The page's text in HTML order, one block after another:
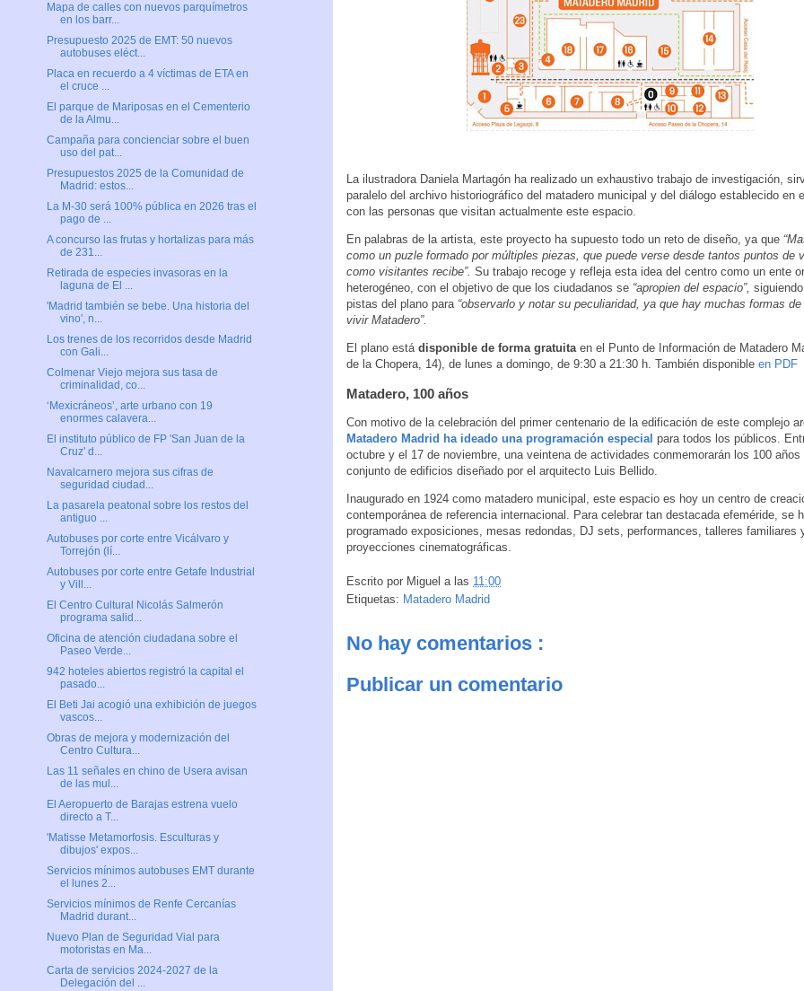
La ilustradora Daniela Martagón ha realizado un exhaustivo trabajo de investigación,
paralelo del archivo historiográfico del matadero municipal y del diálogo establecido en
con las personas que visitan actualmente este espacio.
En palabras de la artista, este proyecto ha supuesto todo un reto de diseño, ya que
como un puzle formado por múltiples piezas, que puede verse desde tantos puntos de
como visitantes recibe”. Su trabajo recoge y refleja esta idea del centro como un ente
heterogéneo, con el objetivo de que los ciudadanos se “apropien del espacio”,
pistas del plano para “observarlo y notar su peculiaridad, ya que hay muchas formas
vivir Matadero”.
El plano está disponible de forma gratuita en el Punto de Información de Matadero
de la Chopera, 14), de lunes a domingo, de 9:30 a 21:30 h. También disponible en PDF
Matadero, 100 años
Con motivo de la celebración del primer centenario de la edificación de este complejo
Matadero Madrid ha ideado una programación especial para todos los públicos.
octubre y el 17 de noviembre, una veintena de actividades conmemorarán los 100 años
conjunto de edificios diseñado por el arquitecto Luis Bellido.
Inaugurado en 1924 como matadero municipal, este espacio es hoy un centro de
contemporánea de referencia internacional. Para celebrar tan destacada efeméride, se
programado exposiciones, mesas redondas, DJ sets, performances, talleres familiares
proyecciones cinematográficas.
Escrito por Miguel a las 11:00
Etiquetas: Matadero Madrid
No hay comentarios :
Publicar un comentario
Mapa de calles con nuevos parquímetros
en los barr...
Presupuesto 2025 de EMT: 50 nuevos
autobuses eléct...
Placa en recuerdo a 4 víctimas de ETA en
el cruce ...
El parque de Mariposas en el Cementerio
de la Almu...
Campaña para concienciar sobre el buen
uso del pat...
Presupuestos 2025 de la Comunidad de
Madrid: estos...
La M-30 será 100% pública en 2026 tras el
pago de ...
A concurso las frutas y hortalizas para más
de 231...
Retirada de especies invasoras en la
laguna de El ...
'Madrid también se bebe. Una historia del
vino', n...
Los trenes de los recorridos desde Madrid
con Gali...
Colmenar Viejo mejora sus tasa de
criminalidad, co...
‘Mexicráneos’, arte urbano con 19
enormes calavera...
El instituto público de FP 'San Juan de la
Cruz' d...
Navalcarnero mejora sus cifras de
seguridad ciudad...
La pasarela peatonal sobre los restos del
antiguo ...
Autobuses por corte entre Vicálvaro y
Torrejón (lí...
Autobuses por corte entre Getafe Industrial
y Vill...
El Centro Cultural Nicolás Salmerón
programa salid...
Oficina de atención ciudadana sobre el
Paseo Verde...
942 hoteles abiertos registró la capital el
pasado...
El Beti Jai acogió una exhibición de juegos
vascos...
Obras de mejora y modernización del
Centro Cultura...
Las 11 señales en chino de Usera avisan
de las mul...
El Aeropuerto de Barajas estrena vuelo
directo a T...
'Matisse Metamorfosis. Esculturas y
dibujos' expos...
Servicios mínimos autobuses EMT durante
el lunes 2...
Servicios mínimos de Renfe Cercanías
Madrid durant...
Nuevo Plan de Seguridad Vial para
motoristas en Ma...
Carta de servicios 2024-2027 de la
Delegación del ...